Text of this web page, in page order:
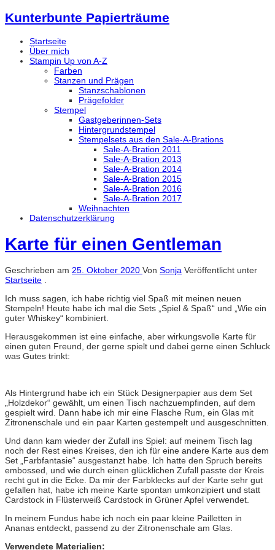
Kunterbunte Papierträume
Startseite
Über mich
Stampin Up von A-Z
Farben
Stanzen und Prägen
Stanzschablonen
Prägefolder
Stempel
Gastgeberinnen-Sets
Hintergrundstempel
Stempelsets aus den Sale-A-Brations
Sale-A-Bration 2011
Sale-A-Bration 2013
Sale-A-Bration 2014
Sale-A-Bration 2015
Sale-A-Bration 2016
Sale-A-Bration 2017
Weihnachten
Datenschutzerklärung
Karte für einen Gentleman
Geschrieben am 25. Oktober 2020 Von Sonja Veröffentlicht unter
Startseite .
Ich muss sagen, ich habe richtig viel Spaß mit meinen neuen
Stempeln! Heute habe ich mal die Sets „Spiel & Spaß“ und „Wie ein
guter Whiskey“ kombiniert.
Herausgekommen ist eine einfache, aber wirkungsvolle Karte für
einen guten Freund, der gerne spielt und dabei gerne einen Schluck
was Gutes trinkt:
Als Hintergrund habe ich ein Stück Designerpapier aus dem Set
„Holzdekor“ gewählt, um einen Tisch nachzuempfinden, auf dem
gespielt wird. Dann habe ich mir eine Flasche Rum, ein Glas mit
Zitronenschale und ein paar Karten gestempelt und ausgeschnitten.
Und dann kam wieder der Zufall ins Spiel: auf meinem Tisch lag
noch der Rest eines Kreises, den ich für eine andere Karte aus dem
Set „Farbfantasie“ ausgestanzt habe. Ich hatte den Spruch bereits
embossed, und wie durch einen glücklichen Zufall passte der Kreis
recht gut in die Ecke. Da mir der Farbklecks auf der Karte sehr gut
gefallen hat, habe ich meine Karte spontan umkonzipiert und statt
Cardstock in Flüsterweiß Cardstock in Grüner Apfel verwendet.
In meinem Fundus habe ich noch ein paar kleine Pailletten in
Ananas entdeckt, passend zu der Zitronenschale am Glas.
Verwendete Materialien: